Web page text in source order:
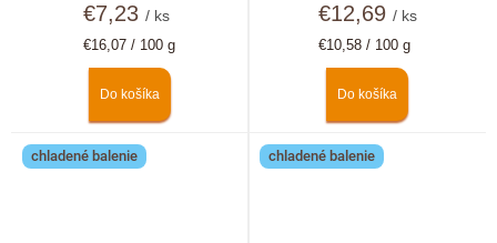
€7,23/ ks
Jednotková
€16,07 / 100 g
Do košíka
€12,69 / ks
Jednotková
€10,58 / 100 g
Do košíka
chladené balenie chladené balenie